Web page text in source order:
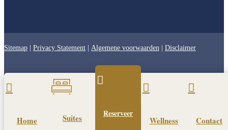
Sitemap | Privacy Statement | Algemene voorwaarden | Disclaimer

Home Suites

Reserveer

Wellness

Contact